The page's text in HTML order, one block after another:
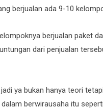
berjualan ada 9-10
berjualan paket
dari penjualan
ya bukan hanya teori
berwirausaha itu seperti